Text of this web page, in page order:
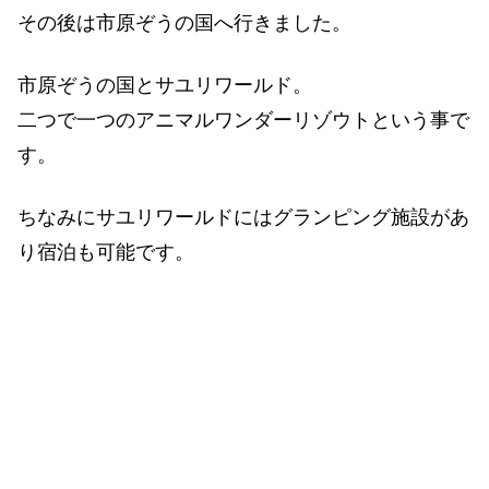
その後は市原ぞうの国へ行きました。
市原ぞうの国とサユリワールド。
二つで一つのアニマルワンダーリゾウトという事で
す。
ちなみにサユリワールドにはグランピング施設があ
り宿泊も可能です。